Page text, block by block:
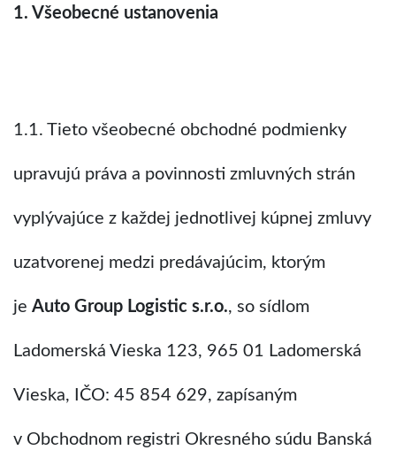
1. Všeobecné ustanovenia
1.1. Tieto všeobecné obchodné podmienky
upravujú práva a povinnosti zmluvných strán
vyplývajúce z každej jednotlivej kúpnej zmluvy
uzatvorenej medzi predávajúcim, ktorým
je Auto Group Logistic s.r.o., so sídlom
Ladomerská Vieska 123, 965 01 Ladomerská
Vieska, IČO: 45 854 629, zapísaným
v Obchodnom registri Okresného súdu Banská